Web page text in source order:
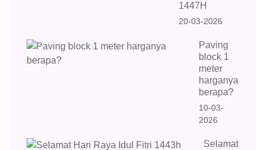
1447H
20-03-2026
Paving
block 1
meter
harganya
berapa?
10-03-
2026
Selamat